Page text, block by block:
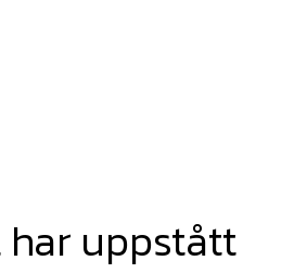
har uppstått